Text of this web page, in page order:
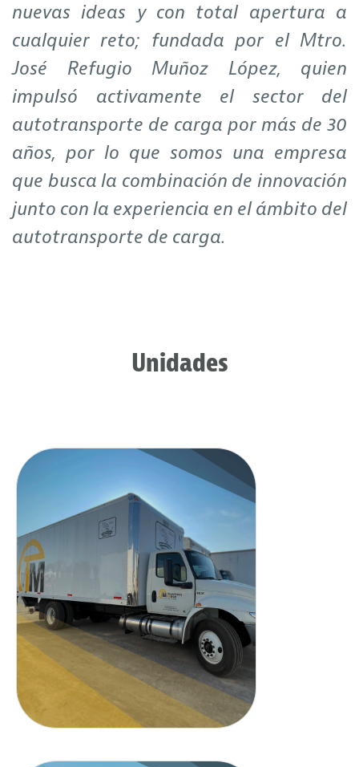
nuevas ideas y con total apertura a
cualquier reto; fundada por el Mtro.
José Refugio Muñoz López, quien
impulsó activamente el sector del
autotransporte de carga por más de 30
años, por lo que somos una empresa
que busca la combinación de innovación
junto con la experiencia en el ámbito del
autotransporte de carga.
Unidades
Tipo rabón caja seca con
rampa hidráulica, la cual
facilita el apoyo en cargas y
descargas.